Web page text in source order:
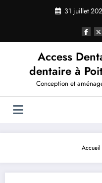
31 juillet
Access
dentaire à
Conception et
Accueil